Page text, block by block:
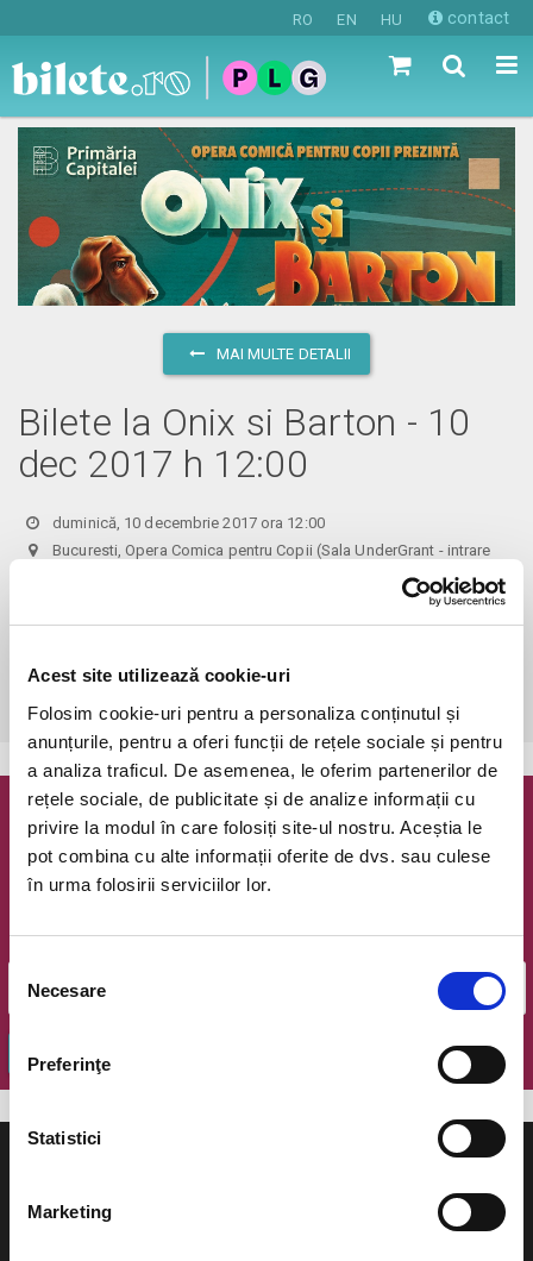
Acest site utilizează cookie-uri
Folosim cookie-uri pentru a personaliza conținutul și
anunțurile, pentru a oferi funcții de rețele sociale și pentru
a analiza traficul. De asemenea, le oferim partenerilor de
rețele sociale, de publicitate și de analize informații cu
privire la modul în care folosiți site-ul nostru. Aceștia le
pot combina cu alte informații oferite de dvs. sau culese
în urma folosirii serviciilor lor.
Selecția
consimțământului
Necesare
Preferinţe
Statistici
Marketing
RO EN HU contact
MAI MULTE DETALII
Bilete la Onix si Barton - 10
dec 2017 h 12:00
duminică, 10 decembrie 2017 ora 12:00
Bucuresti, Opera Comica pentru Copii (Sala UnderGrant - intrare
ora 12:00. Dupa aceasta ora/data, nici o comanda de bilete plasata
Newsletter @ Bilete.ro
Oferte exclusive si o editie saptamanala cu cele mai noi
Email